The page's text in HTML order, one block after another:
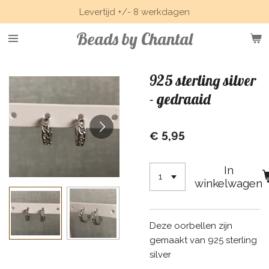
direct
naar
Beads by Chantal
Levertijd +/- 8 werkdagen
925 sterling silver
- gedraaid
€ 5,95
In
winkelwagen
Deze oorbellen zijn
gemaakt van 925 sterling
silver